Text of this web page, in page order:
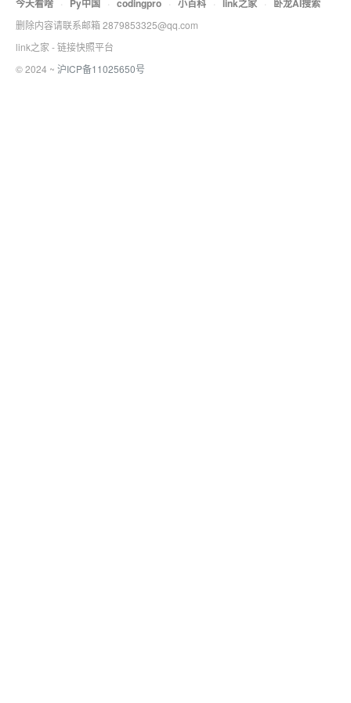
今天看啥 · Py中国 · codingpro · 小百科 · link之家 · 卧龙AI搜索
删除内容请联系邮箱 2879853325@qq.com
link之家 - 链接快照平台
© 2024 ~ 沪ICP备11025650号